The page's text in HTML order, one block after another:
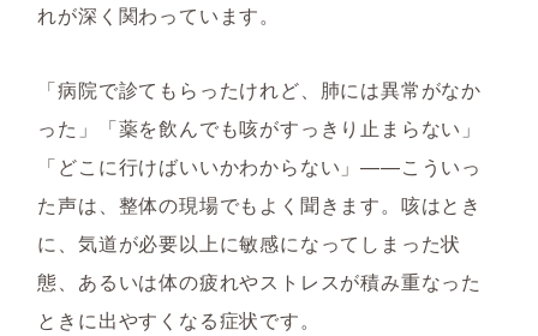
れが深く関わっています。
「病院で診てもらったけれど、肺には異常がなか
った」「薬を飲んでも咳がすっきり止まらない」
「どこに行けばいいかわからない」——こういっ
た声は、整体の現場でもよく聞きます。咳はとき
に、気道が必要以上に敏感になってしまった状
態、あるいは体の疲れやストレスが積み重なった
ときに出やすくなる症状です。